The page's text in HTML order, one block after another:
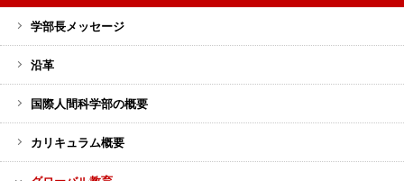
ド
バ
ー
メ
ニ
学部長メッセージ
沿革
国際人間科学部の概要
カリキュラム概要